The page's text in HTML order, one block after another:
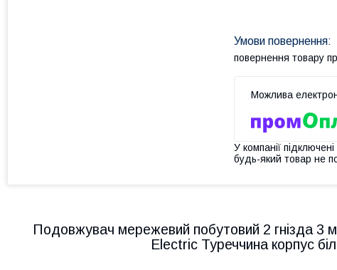
повернення товару
У компанії
будь-який товар не
Подовжувач мережевий побутовий 2 гнізда
Electric Туреччина корпус